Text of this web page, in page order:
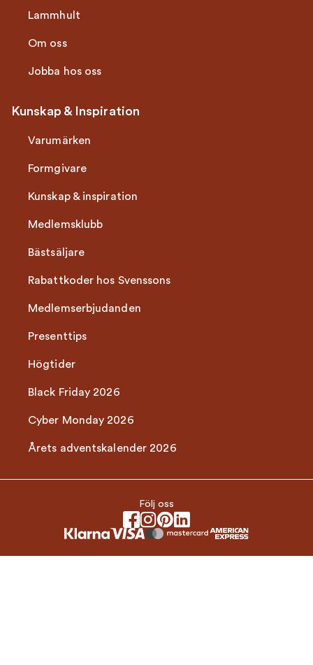
Lammhult
Om oss
Jobba hos oss
Kunskap & Inspiration
Varumärken
Formgivare
Kunskap & inspiration
Medlemsklubb
Bästsäljare
Rabattkoder hos Svenssons
Medlemserbjudanden
Presenttips
Högtider
Black Friday 2026
Cyber Monday 2026
Årets adventskalender 2026
Följ oss